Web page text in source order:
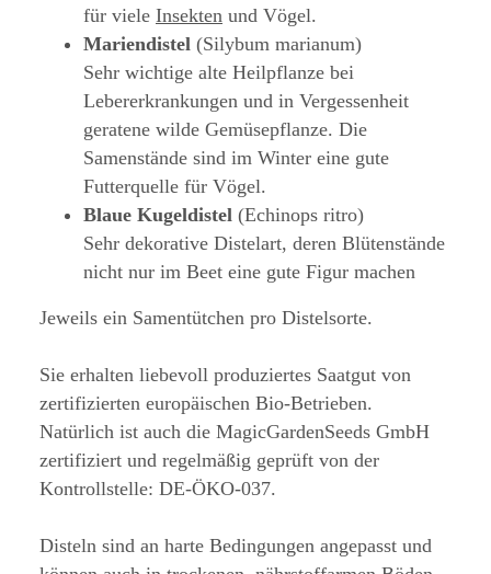
für viele Insekten und Vögel.
Mariendistel (Silybum marianum)
Sehr wichtige alte Heilpflanze bei
Lebererkrankungen und in Vergessenheit
geratene wilde Gemüsepflanze. Die
Samenstände sind im Winter eine gute
Futterquelle für Vögel.
Blaue Kugeldistel (Echinops ritro)
Sehr dekorative Distelart, deren Blütenstände
nicht nur im Beet eine gute Figur machen
Jeweils ein Samentütchen pro Distelsorte.
Sie erhalten liebevoll produziertes Saatgut von
zertifizierten europäischen Bio-Betrieben.
Natürlich ist auch die MagicGardenSeeds GmbH
zertifiziert und regelmäßig geprüft von der
Kontrollstelle: DE-ÖKO-037.
Disteln sind an harte Bedingungen angepasst und